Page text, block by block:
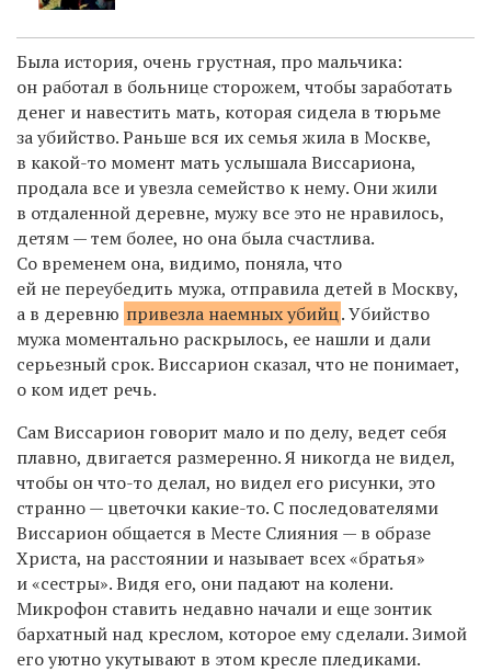
Была история, очень грустная, про мальчика:
он работал в больнице сторожем, чтобы заработать
денег и навестить мать, которая сидела в тюрьме
за убийство. Раньше вся их семья жила в Москве,
в какой-то момент мать услышала Виссариона,
продала все и увезла семейство к нему. Они жили
в отдаленной деревне, мужу все это не нравилось,
детям — тем более, но она была счастлива.
Со временем она, видимо, поняла, что
ей не переубедить мужа, отправила детей в Москву,
а в деревню привезла наемных убийц. Убийство
мужа моментально раскрылось, ее нашли и дали
серьезный срок. Виссарион сказал, что не понимает,
о ком идет речь.
Сам Виссарион говорит мало и по делу, ведет себя
плавно, двигается размеренно. Я никогда не видел,
чтобы он что-то делал, но видел его рисунки, это
странно — цветочки какие-то. С последователями
Виссарион общается в Месте Слияния — в образе
Христа, на расстоянии и называет всех «братья»
и «сестры». Видя его, они падают на колени.
Микрофон ставить недавно начали и еще зонтик
бархатный над креслом, которое ему сделали. Зимой
его уютно укутывают в этом кресле пледиками.